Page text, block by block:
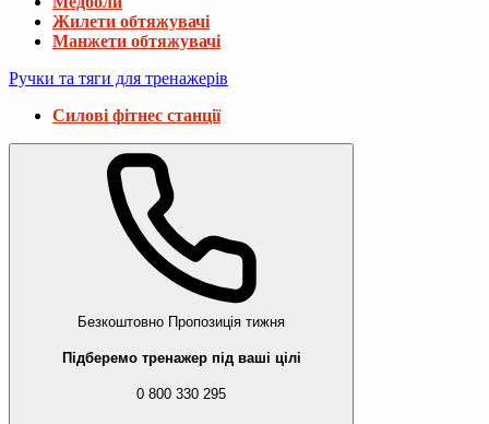
Жилети обтяжувачі
Манжети обтяжувачі
Ручки та тяги для тренажерів
Силові фітнес станції
Безкоштовно Пропозиція тижня
Підберемо тренажер під ваші цілі
0 800 330 295